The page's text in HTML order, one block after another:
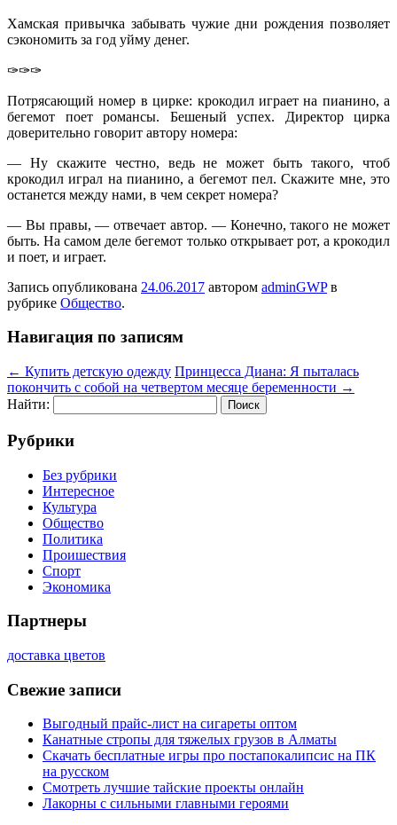
Хамская привычка забывать чужие дни рождения позволяет
сэкономить за год уйму денег.
✑✑✑
Потрясающий номер в цирке: крокодил играет на пианино, а
бегемот поет романсы. Бешеный успех. Директор цирка
доверительно говорит автору номера:
— Ну скажите честно, ведь не может быть такого, чтоб
крокодил играл на пианино, а бегемот пел. Скажите мне, это
останется между нами, в чем секрет номера?
— Вы правы, — отвечает автор. — Конечно, такого не может
быть. На самом деле бегемот только открывает рот, а крокодил
и поет, и играет.
Запись опубликована 24.06.2017 автором adminGWPв
рубрике Общество.
Навигация по записям
← Купить детскую одежду Принцесса Диана: Я пыталась
покончить с собой на четвертом месяце беременности →
Найти:
Рубрики
Без рубрики
Интересное
Культура
Общество
Политика
Проишествия
Спорт
Экономика
Партнеры
доставка цветов
Свежие записи
Выгодный прайс-лист на сигареты оптом
Канатные стропы для тяжелых грузов в Алматы
Скачать бесплатные игры про постапокалипсис на ПК
на русском
Смотреть лучшие тайские проекты онлайн
Лакорны с сильными главными героями